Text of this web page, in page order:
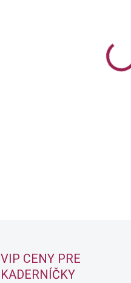
VIP CENY PRE
KADERNÍČKY